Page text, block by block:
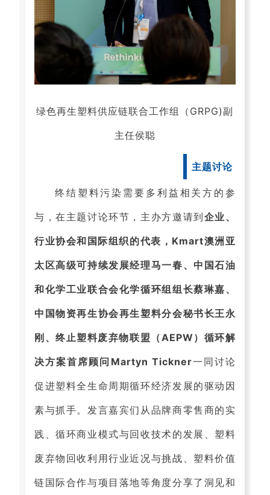
绿色再生塑料供应链联合工作组（GRPG)副
主任侯聪
主题讨论
终结塑料污染需要多利益相关方的参
与，在主题讨论环节，主办方邀请到企业、
行业协会和国际组织的代表，Kmart澳洲亚
太区高级可持续发展经理马一春、中国石油
和化学工业联合会化学循环组组长蔡琳嘉、
中国物资再生协会再生塑料分会秘书长王永
刚、终止塑料废弃物联盟（AEPW）循环解
决方案首席顾问Martyn Tickner一同讨论
促进塑料全生命周期循环经济发展的驱动因
素与抓手。发言嘉宾们从品牌商零售商的实
践、循环商业模式与回收技术的发展、塑料
废弃物回收利用行业近况与挑战、塑料价值
链国际合作与项目落地等角度分享了洞见和